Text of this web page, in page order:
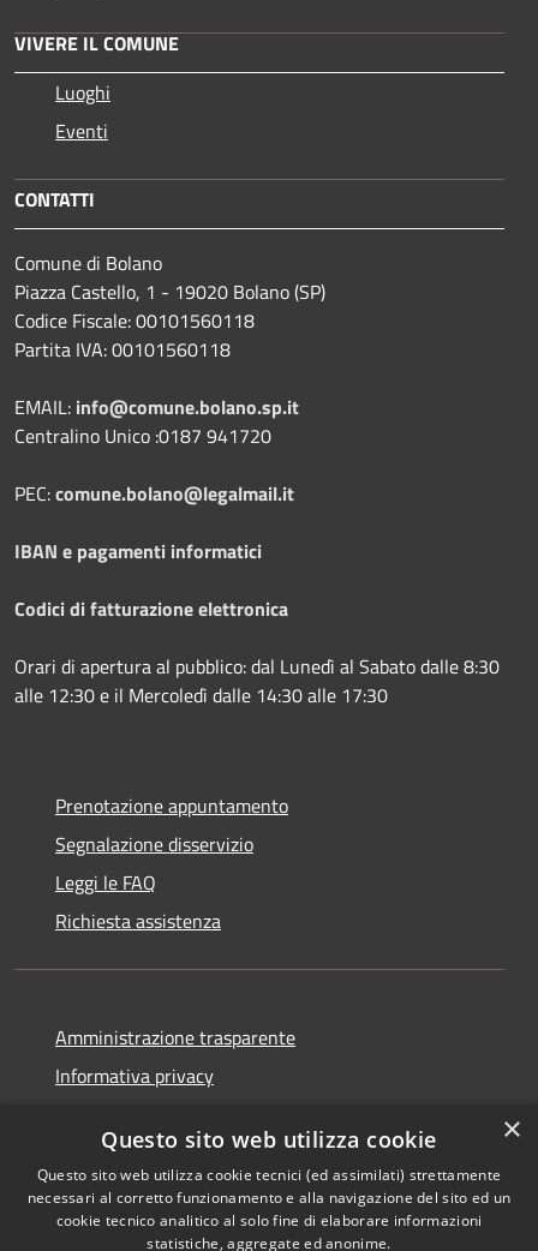
VIVERE IL COMUNE
Luoghi
Eventi
CONTATTI
Comune di Bolano
Piazza Castello, 1 - 19020 Bolano (SP)
Codice Fiscale: 00101560118
Partita IVA: 00101560118
EMAIL: info@comune.bolano.sp.it
Centralino Unico :0187 941720
PEC:comune.bolano@legalmail.it
IBAN e pagamenti informatici
Codici di fatturazione elettronica
Orari di apertura al pubblico: dal Lunedì al Sabato dalle 8:30
alle 12:30 e il Mercoledì dalle 14:30 alle 17:30
Prenotazione appuntamento
Segnalazione disservizio
Leggi le FAQ
Richiesta assistenza
Amministrazione trasparente
Informativa privacy
Dichiarazione di accessibilità
×
Questo sito web utilizza cookie
Questo sito web utilizza cookie tecnici (ed assimilati) strettamente
necessari al corretto funzionamento e alla navigazione del sito ed un
cookie tecnico analitico al solo fine di elaborare informazioni
statistiche, aggregate ed anonime.